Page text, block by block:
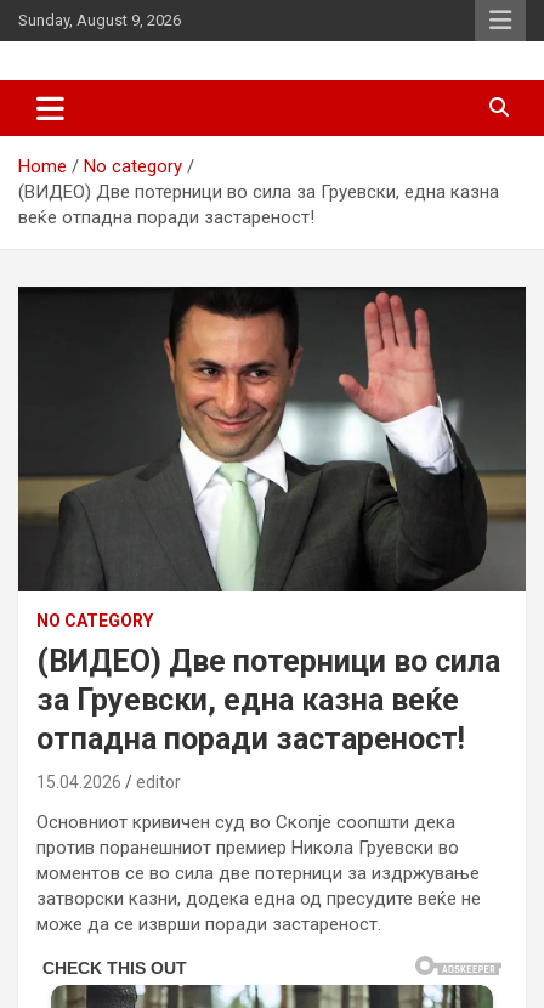
Skip
to
Sunday, August 9, 2026
d7-news.com
Home
No category
(ВИДЕО) Две потерници во сила за Груевски, една казна
веќе отпадна поради застареност!
NO CATEGORY
(ВИДЕО) Две потерници во сила
за Груевски, една казна веќе
отпадна поради застареност!
15.04.2026 editor
Основниот кривичен суд во Скопје соопшти дека
против поранешниот премиер Никола Груевски во
моментов се во сила две потерници за издржување
затворски казни, додека една од пресудите веќе не
може да се изврши поради застареност.